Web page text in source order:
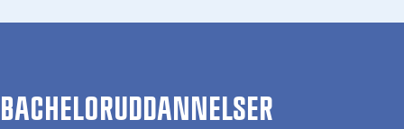
BACHELORUDDANNELSER